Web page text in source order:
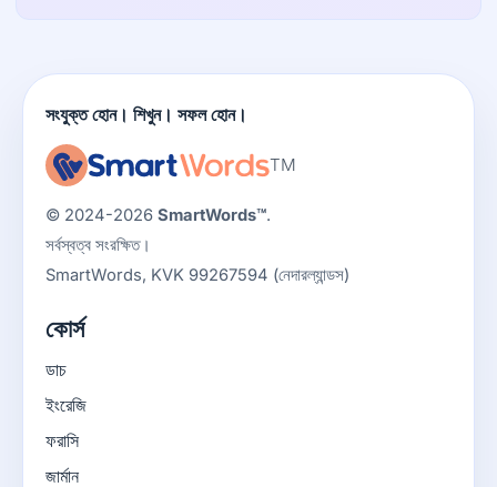
সংযুক্ত হোন। শিখুন। সফল হোন।
TM
© 2024-2026 SmartWords™.
সর্বস্বত্ব সংরক্ষিত।
SmartWords, KVK 99267594 (নেদারল্যান্ডস)
কোর্স
ডাচ
ইংরেজি
ফরাসি
জার্মান